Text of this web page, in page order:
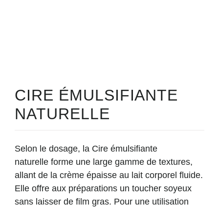
CIRE ÉMULSIFIANTE
NATURELLE
Selon le dosage, la Cire émulsifiante
naturelle forme une large gamme de textures,
allant de la crème épaisse au lait corporel fluide.
Elle offre aux préparations un toucher soyeux
sans laisser de film gras. Pour une utilisation